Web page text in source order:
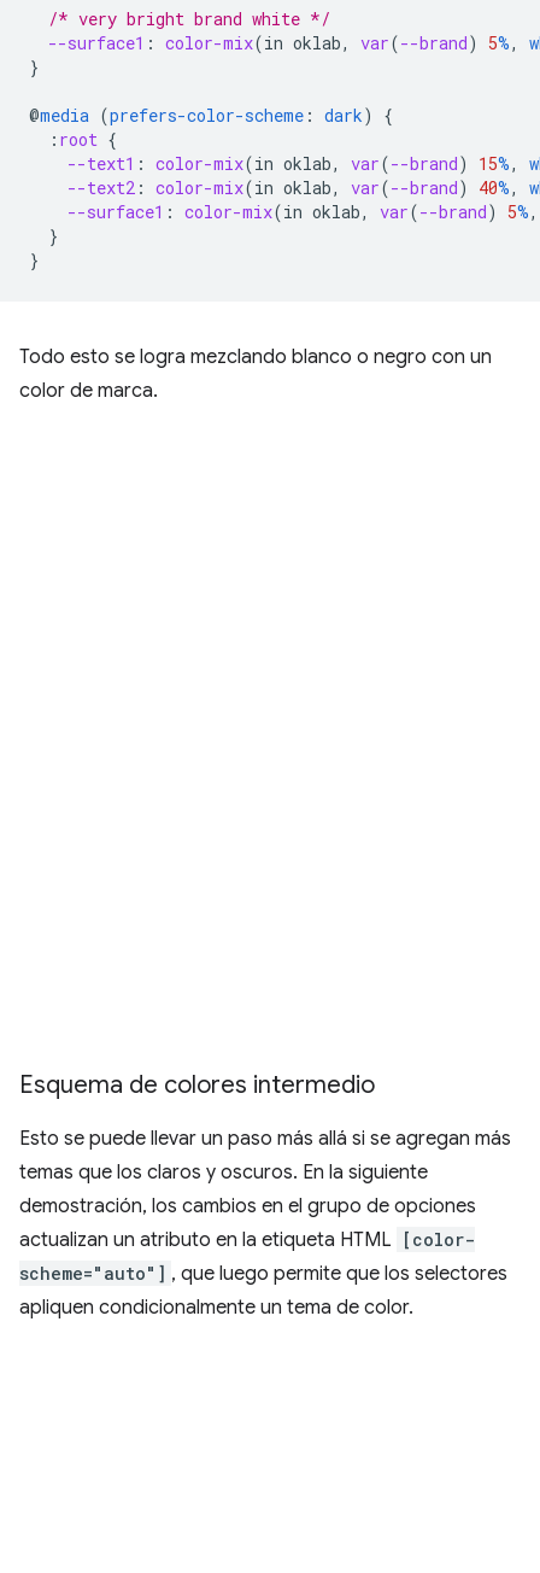
/* very bright brand white */
--surface1 : color-mix(in oklab, var(--brand) 5%,
}
@media (prefers-color-scheme : dark)
{
: root {
--text1 : color-mix(in oklab, var(--brand) 15%,
--text2 : color-mix(in oklab, var(--brand) 40%,
--surface1 : color-mix(in oklab, var(--brand) 5%,
}
}
Todo esto se logra mezclando blanco o negro con un
color de marca.
Esquema de colores intermedio
Esto se puede llevar un paso más allá si se agregan más
temas que los claros y oscuros. En la siguiente
demostración, los cambios en el grupo de opciones
actualizan un atributo en la etiqueta HTML
[color-
scheme="auto"] , que luego permite que los selectores
apliquen condicionalmente un tema de color.